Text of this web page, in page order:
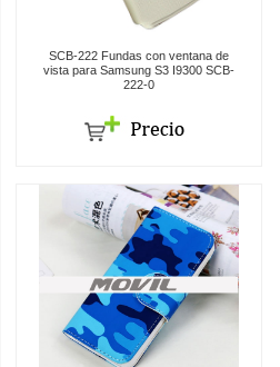
SCB-222 Fundas con ventana de
vista para Samsung S3 I9300 SCB-
222-0